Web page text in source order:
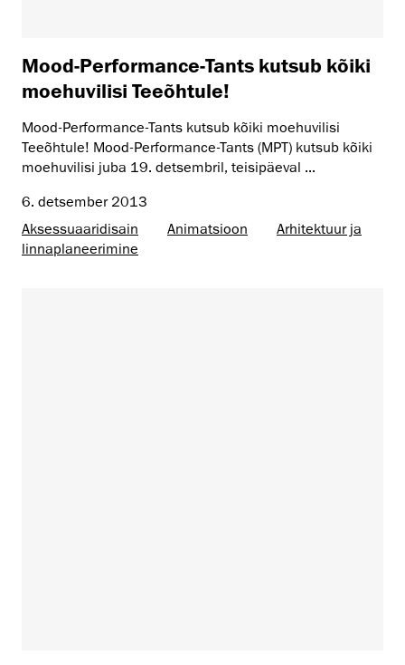
Mood-Performance-Tants kutsub kõiki
moehuvilisi Teeõhtule!
Mood-Performance-Tants kutsub kõiki moehuvilisi
Teeõhtule! Mood-Performance-Tants (MPT) kutsub kõiki
moehuvilisi juba 19. detsembril, teisipäeval ...
6. detsember 2013
Aksessuaaridisain
Animatsioon
Arhitektuur ja
linnaplaneerimine